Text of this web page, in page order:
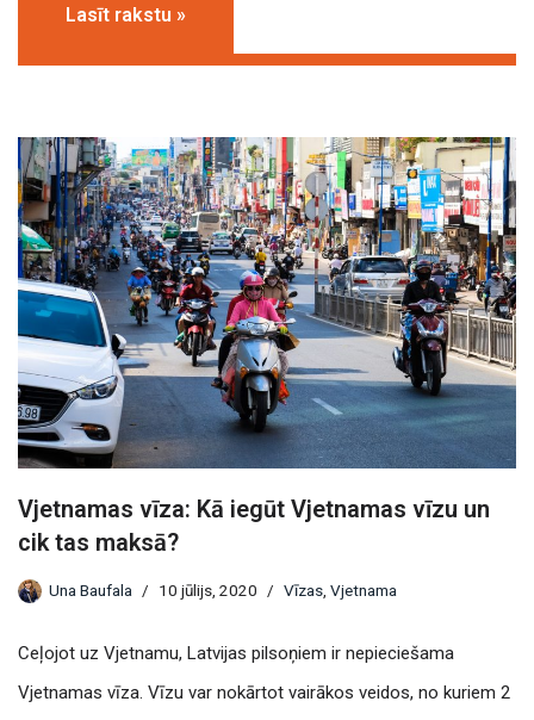
Lasīt rakstu »
Vjetnamas vīza: Kā iegūt Vjetnamas vīzu un
cik tas maksā?
Una Baufala 10 jūlijs, 2020 Vīzas, Vjetnama
Ceļojot uz Vjetnamu, Latvijas pilsoņiem ir nepieciešama
Vjetnamas vīza. Vīzu var nokārtot vairākos veidos, no kuriem 2